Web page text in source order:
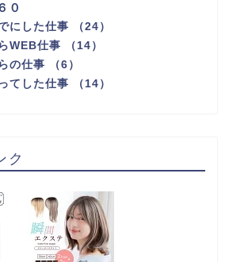
０
にした仕事 （24）
WEB仕事 （14）
の仕事 （6）
てした仕事 （14）
ク